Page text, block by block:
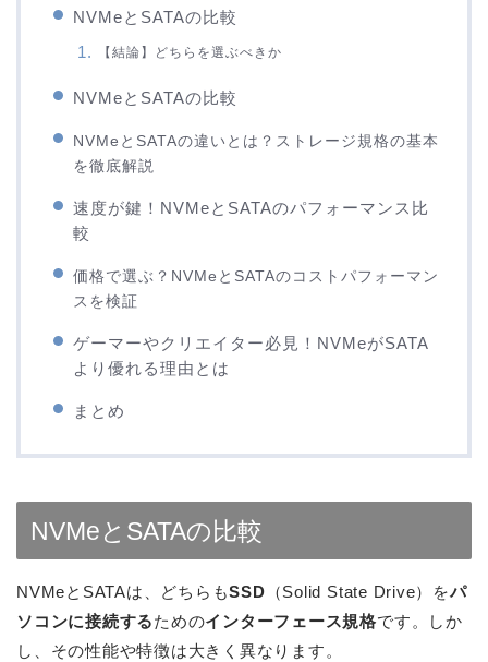
NVMeとSATAの比較
【結論】どちらを選ぶべきか
NVMeとSATAの比較
NVMeとSATAの違いとは？ストレージ規格の基本
を徹底解説
速度が鍵！NVMeとSATAのパフォーマンス比
較
価格で選ぶ？NVMeとSATAのコストパフォーマン
スを検証
ゲーマーやクリエイター必見！NVMeがSATA
より優れる理由とは
まとめ
NVMeとSATAの比較
NVMeとSATAは、どちらもSSD （Solid State Drive）をパ
ソコンに接続するためのインターフェース規格です。しか
し、その性能や特徴は大きく異なります。